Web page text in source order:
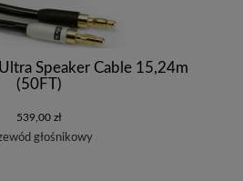
Speaker Cable 15,24m
(50FT)
539,00 zł
głośnikowy